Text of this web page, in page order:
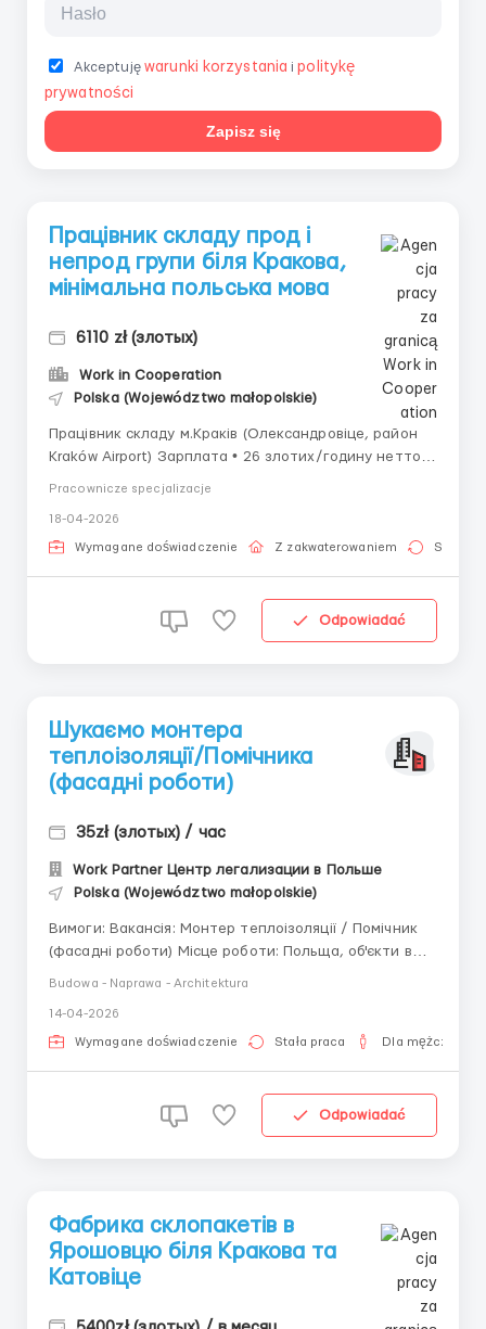
Akceptujęwarunki korzystania i politykę
prywatności
Zapisz się
Працівник складу прод і
непрод групи біля Кракова,
мінімальна польська мова
6110 zł (злотых)
Work in Cooperation
Polska (Województwo małopolskie)
Працівник складу м.Краків (Олександровіце, район
Kraków Airport) Зарплата • 26 злотих/годину нетто •
+1,50 злотих/годину нетто доплата за своє житло
(крім ст...
Pracownicze specjalizacje
18-04-2026
Wymagane doświadczenie Z zakwaterowaniem Stała
Odpowiadać
Шукаємо монтера
теплоізоляції/Помічника
(фасадні роботи)
35zł (злотых) / час
Work Partner Центр легализации в Польше
Polska (Województwo małopolskie)
Вимоги: Вакансія: Монтер теплоізоляції / Помічник
(фасадні роботи) Місце роботи: Польща, об'єкти в
Роботодавець забезпечує безкоштовний щоденний
трансфер від місця проживання до об'єкта та назад...
Budowa - Naprawa - Architektura
14-04-2026
Wymagane doświadczenie Stała praca Dla mężczyzn
Odpowiadać
Фабрика склопакетів в
Ярошовцю біля Кракова та
Катовіце